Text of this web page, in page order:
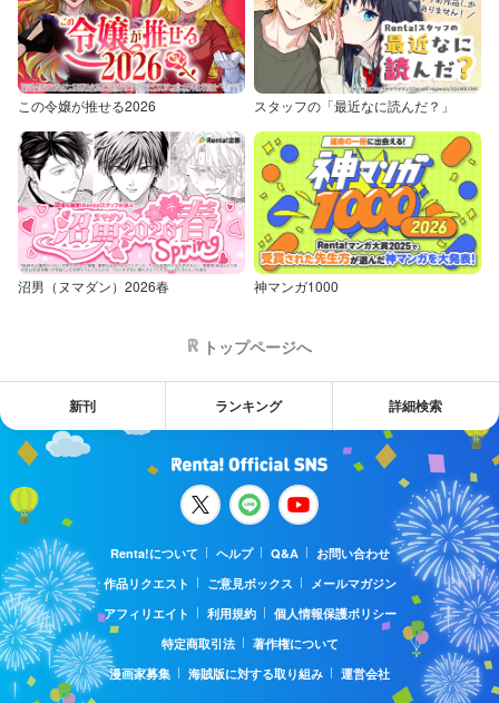
この令嬢が推せる2026 スタッフの「最近なに読んだ？」
沼男（ヌマダン）2026春 神マンガ1000
トップページへ
新刊 ランキング 詳細検索
Renta!について ヘルプ Q&A
お問い合わせ
作品リクエスト
ご意見ボックス
メールマガジン
アフィリエイト
利用規約
個人情報保護ポリシー
特定商取引法
著作権について
漫画家募集
海賊版に対する取り組み 運営会社